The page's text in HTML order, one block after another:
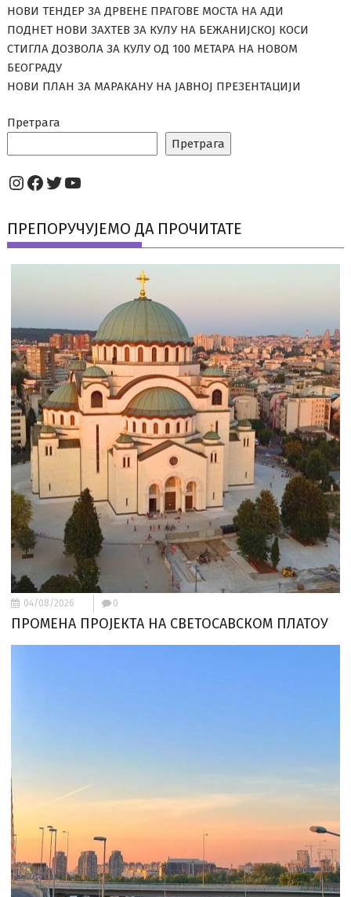
НОВИ ТЕНДЕР ЗА ДРВЕНЕ ПРАГОВЕ МОСТА НА АДИ
ПОДНЕТ НОВИ ЗАХТЕВ ЗА КУЛУ НА БЕЖАНИЈСКОЈ КОСИ
СТИГЛА ДОЗВОЛА ЗА КУЛУ ОД 100 МЕТАРА НА НОВОМ
БЕОГРАДУ
НОВИ ПЛАН ЗА МАРАКАНУ НА ЈАВНОЈ ПРЕЗЕНТАЦИЈИ
Претрага
Претрага
Instagram
Facebook
Twitter
YouTube
ПРЕПОРУЧУЈЕМО ДА ПРОЧИТАТЕ
04/08/2026 0
ПРОМЕНА ПРОЈЕКТА НА СВЕТОСАВСКОМ ПЛАТОУ